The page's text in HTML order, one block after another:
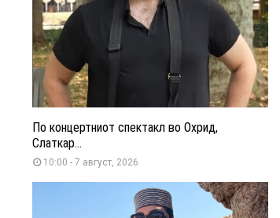
По концертниот спектакл во Охрид,
Слаткар...
10:00 - 7 август, 2026